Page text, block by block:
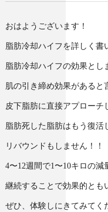
おはようございます！
脂肪冷却ハイフを詳しく
脂肪冷却ハイフの効果と
肌の引き締め効果があると
皮下脂肪に直接アプローチ
脂肪死した脂肪はもう復活
リバウンドもしません！！
4〜12週間で1〜10キロの減
継続することで効果的と
ぜひ、体験しにきてみてく